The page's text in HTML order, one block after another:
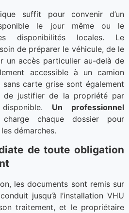
suffit pour convenir d’un
le jour même ou le
disponibilités locales. Le
de préparer le véhicule, de le
un accès particulier au-delà de
accessible à un camion
sans carte grise sont également
de justifier de la propriété par
Un professionnel
chaque dossier pour
démarches.
de toute obligation
les documents sont remis sur
jusqu’à l’installation VHU
traitement, et le propriétaire